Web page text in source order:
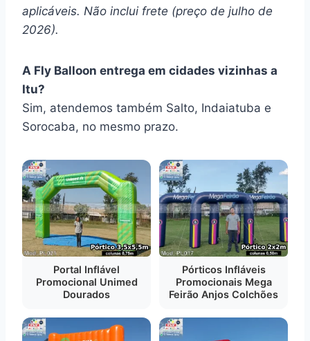
aplicáveis. Não inclui frete (preço de julho de
2026).
A Fly Balloon entrega em cidades vizinhas a
Itu?
Sim, atendemos também Salto, Indaiatuba e
Sorocaba, no mesmo prazo.
Portal Inflável
Promocional Unimed
Dourados
Pórticos Infláveis
Promocionais Mega
Feirão Anjos Colchões